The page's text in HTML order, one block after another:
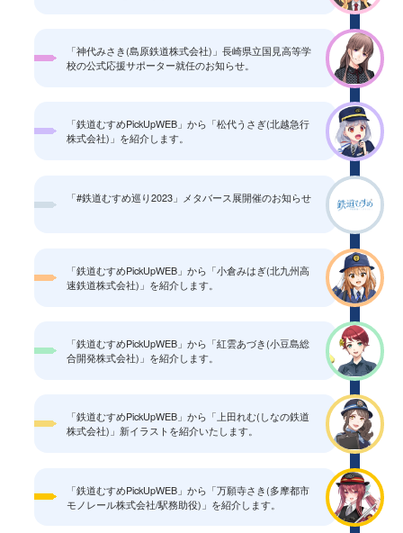
「神代みさき(島原鉄道株式会社)」長崎県立国見高等学
校の公式応援サポーター就任のお知らせ。
「鉄道むすめPickUpWEB」から「松代うさぎ(北越急行
株式会社)」を紹介します。
「#鉄道むすめ巡り2023」メタバース展開催のお知らせ
「鉄道むすめPickUpWEB」から「小倉みはぎ(北九州高
速鉄道株式会社)」を紹介します。
「鉄道むすめPickUpWEB」から「紅雲あづき(小豆島総
合開発株式会社)」を紹介します。
「鉄道むすめPickUpWEB」から「上田れむ(しなの鉄道
株式会社)」新イラストを紹介いたします。
「鉄道むすめPickUpWEB」から「万願寺さき(多摩都市
モノレール株式会社/駅務助役)」を紹介します。